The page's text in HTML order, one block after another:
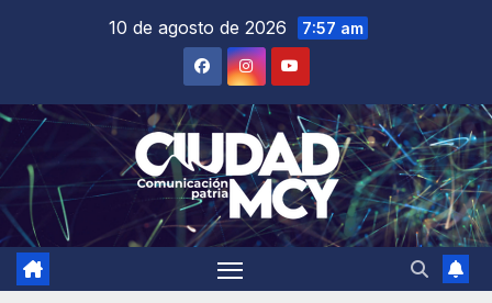
10 de agosto de 2026 7:57 am